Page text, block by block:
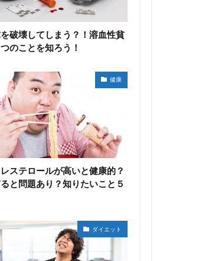
破壊してしまう？！溶血性貧
のことを知ろう！
健康
ステロールが高いと健康的？
と問題あり？知りたいこと５
ダイエット